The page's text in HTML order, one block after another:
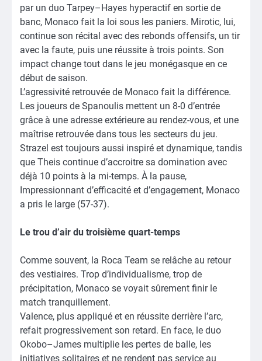
par un duo Tarpey–Hayes hyperactif en sortie de
banc, Monaco fait la loi sous les paniers. Mirotic, lui,
continue son récital avec des rebonds offensifs, un tir
avec la faute, puis une réussite à trois points. Son
impact change tout dans le jeu monégasque en ce
début de saison.
L’agressivité retrouvée de Monaco fait la différence.
Les joueurs de Spanoulis mettent un 8-0 d’entrée
grâce à une adresse extérieure au rendez-vous, et une
maîtrise retrouvée dans tous les secteurs du jeu.
Strazel est toujours aussi inspiré et dynamique, tandis
que Theis continue d’accroitre sa domination avec
déjà 10 points à la mi-temps. À la pause,
Impressionnant d’efficacité et d’engagement, Monaco
a pris le large (57-37).
Le trou d’air du troisième quart-temps
Comme souvent, la Roca Team se relâche au retour
des vestiaires. Trop d’individualisme, trop de
précipitation, Monaco se voyait sûrement finir le
match tranquillement.
Valence, plus appliqué et en réussite derrière l’arc,
refait progressivement son retard. En face, le duo
Okobo–James multiplie les pertes de balle, les
initiatives solitaires et ne rendent pas service au